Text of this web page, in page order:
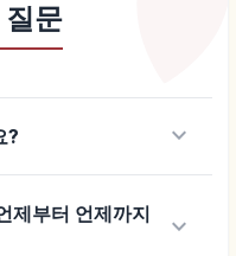
문
? keyboard_arrow_down
제부터 언제까지
keyboard_arrow_down